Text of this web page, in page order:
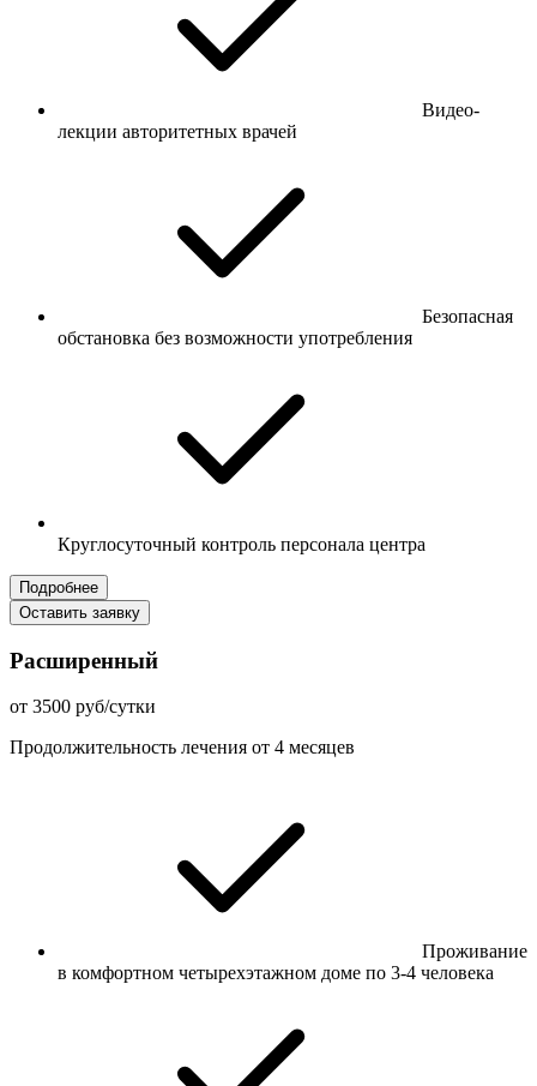
Видео-
лекции авторитетных врачей
Безопасная
обстановка без возможности употребления
Круглосуточный контроль персонала центра
Подробнее
Оставить заявку
Расширенный
от 3500 руб/сутки
Продолжительность лечения от 4 месяцев
Проживание
в комфортном четырехэтажном доме по 3-4 человека